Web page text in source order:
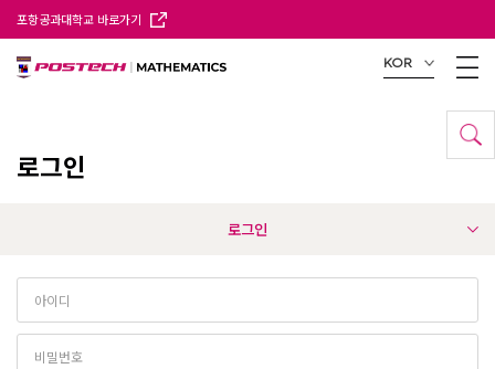
포항공과대학교 바로가기
KOR
로그인
로그인